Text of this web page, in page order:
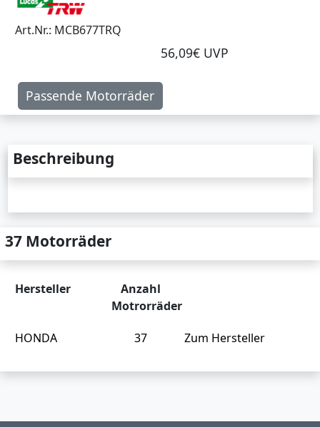
Art.Nr.: MCB677TRQ
56,09€ UVP
Passende Motorräder
Beschreibung
37 Motorräder
Hersteller
Anzahl
Motrorräder
HONDA 37 Zum Hersteller